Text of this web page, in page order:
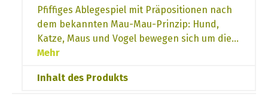
Pfiffiges Ablegespiel mit Präpositionen nach
dem bekannten Mau-Mau-Prinzip: Hund,
Katze, Maus und Vogel bewegen sich um die…
Mehr
Inhalt des Produkts